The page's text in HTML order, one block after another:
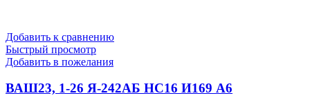
Добавить к сравнению
Быстрый просмотр
Добавить в пожелания
ВАШ23, 1-26 Я-242АБ НС16 И169 А6